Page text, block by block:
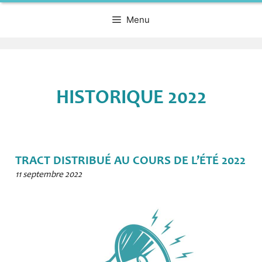
Menu
HISTORIQUE 2022
TRACT DISTRIBUÉ AU COURS DE L’ÉTÉ 2022
11 septembre 2022